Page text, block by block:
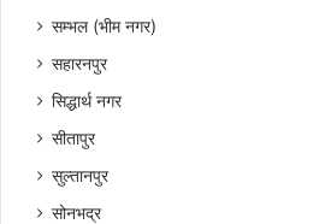
सम्भल (भीम नगर)
सहारनपुर
सिद्धार्थ नगर
सीतापुर
सुल्तानपुर
सोनभद्र